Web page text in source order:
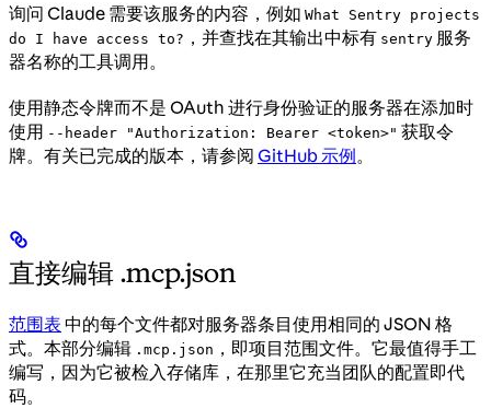
询问 Claude 需要该服务的内容，例如 What Sentry projects
do I have access to? ，并查找在其输出中标有 sentry 服务
器名称的工具调用。
使用静态令牌而不是 OAuth 进行身份验证的服务器在添加时
使用 --header "Authorization: Bearer <token>" 获取令
牌。有关已完成的版本，请参阅 GitHub 示例。
直接编辑 .mcp.json
范围表 中的每个文件都对服务器条目使用相同的 JSON 格
式。本部分编辑 .mcp.json ，即项目范围文件。它最值得手工
编写，因为它被检入存储库，在那里它充当团队的配置即代
码。